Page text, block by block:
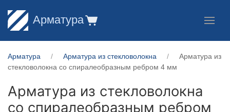
Арматура
Арматура Арматура из стекловолокна
Арматура из
стекловолокна со спиралеобразным ребром 4 мм
Арматура из стекловолокна
со спиралеобразным ребром